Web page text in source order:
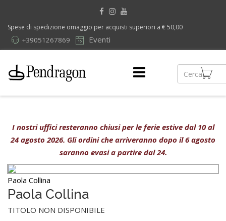
Spese di spedizione omaggio per acquisti superiori a € 50,00
Eventi
+39051267869
I nostri uffici resteranno chiusi per le ferie estive dal 10 al
24 agosto 2026. Gli ordini che arriveranno dopo il 6 agosto
saranno evasi a partire dal 24.
Paola Collina
Paola Collina
TITOLO NON DISPONIBILE